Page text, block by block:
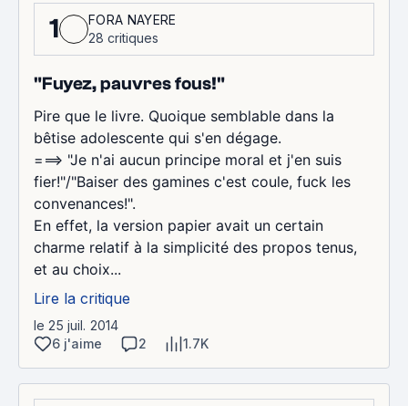
1
FORA NAYERE
28 critiques
"Fuyez, pauvres fous!"
Pire que le livre. Quoique semblable dans la
bêtise adolescente qui s'en dégage.
===> "Je n'ai aucun principe moral et j'en suis
fier!"/"Baiser des gamines c'est coule, fuck les
convenances!".
En effet, la version papier avait un certain
charme relatif à la simplicité des propos tenus,
et au choix...
Lire la critique
le 25 juil. 2014
6 j'aime
2 1.7K